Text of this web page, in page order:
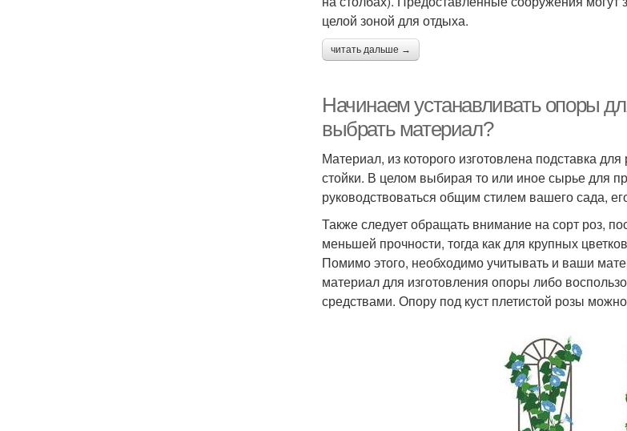
целой зоной для отдыха.
читать дальше →
Начинаем устанавливать опоры
выбрать материал?
Материал, из которого изготовлена подставка
стойки. В целом выбирая то или иное сырье для
руководствоваться общим стилем вашего сада,
Также следует обращать внимание на сорт роз,
меньшей прочности, тогда как для крупных
Помимо этого, необходимо учитывать и ваши
материал для изготовления опоры либо
средствами. Опору под куст плетистой розы